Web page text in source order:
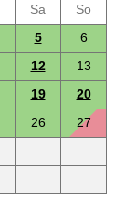
Sa
So
5
6
12
13
19
20
26
27